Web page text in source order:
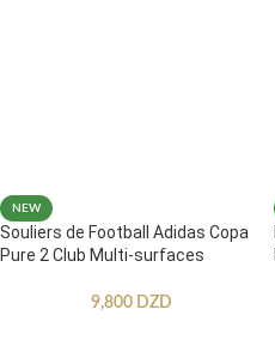
NEW
Souliers de Football Adidas Copa
Pure 2 Club Multi-surfaces
9,800 DZD